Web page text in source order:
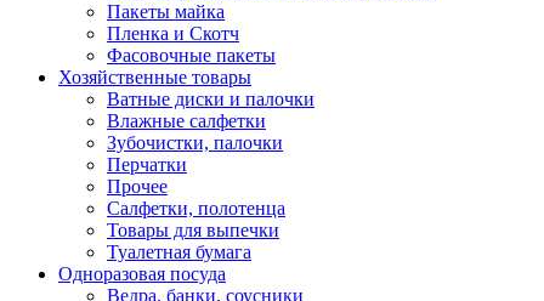
Пакеты майка
Пленка и Скотч
Фасовочные пакеты
Хозяйственные товары
Ватные диски и палочки
Влажные салфетки
Зубочистки, палочки
Перчатки
Прочее
Салфетки, полотенца
Товары для выпечки
Туалетная бумага
Одноразовая посуда
Ведра, банки, соусники